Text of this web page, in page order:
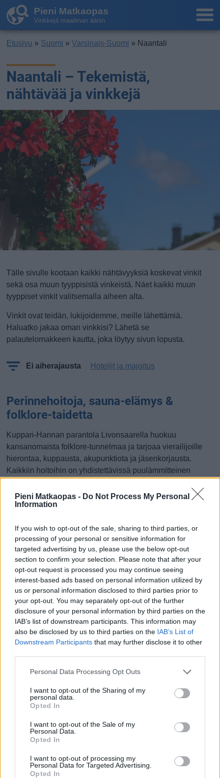
Pieni Matkaopas - Do Not Process My Personal
Information
If you wish to opt-out of the sale, sharing to third parties, or
processing of your personal or sensitive information for
targeted advertising by us, please use the below opt-out
section to confirm your selection. Please note that after your
opt-out request is processed you may continue seeing
interest-based ads based on personal information utilized by
us or personal information disclosed to third parties prior to
your opt-out. You may separately opt-out of the further
disclosure of your personal information by third parties on the
IAB’s list of downstream participants. This information may
also be disclosed by us to third parties on the IAB’s List of
Downstream Participants that may further disclose it to other
Personal Data Processing Opt Outs
I want to opt-out of the Sharing of my
personal data.
Opted In
I want to opt-out of the Sale of my
Personal Data.
Opted In
I want to opt-out of processing my
Personal Data for Targeted Advertising.
Opted In
Pieni Matkaopas
Vinkkejä maailman ääriin
Etusivu » Suomi »Varsinais-Suomi » Naantali
Naantali – Tekemistä,
nähtävää ja vinkkejä
Tälle sivulle kootaan kaikki nähtävyyksiä koskevat vinkit
sekä osa muun tyyppisistä vinkeistä. Näet kaikki muun
tyyppiset vinkit valitsemalla aiheen alta.
Vinkit ovat teidän, lukijoidemme, meille lähettämiä.
Haluatko jakaa oman vinkkisi? Lähetä se
palautelomakkeen kautta, joka löytyy sivun lopusta.
Ei aiherajausta Hotellit ja majoitus
Perinnehoitoja, sauna-elämys &
folklore-taidetta
Kuppari-Hannan parantola Livonsaarella huokuu
kansanomaista folklore-tunnelmaa ja tarjoaa vierailijoille
hierontaa, kuppausta, akupunktiota ja jäsenkorjausta.
Kaikkiin hoitoihin on yhdistettävissä puulämmitteinen
kansanlääkintäkulttuurin ammattilainen ja lisäksi osaa
hyvin opastaa muihin paikallisiin palveluihin ja
www.kuppari.fi
Pohjanpääntie 90b, 21180 Livonsaari (kartalla)
Instagram.com/ kupparihanna: Lisätietoa vinkin jättäjästä
Nähtävää Tekemistä Ruokailu
Ostokset
Hyvä kesäisin
Hyvä talvisin Rauhallinen
Kerro oma matkavinkkisi
ruokapaikasta, tapahtumasta, ajanvietteestä – tai mistä
tahansa kokemisen arvoisesta tällä paikkakunnalla.
Autetaan toinen toisemme maan parhaiden paikkojen
Vinkin otsikko (esim. paikan nimi):
Kerro parilla kolmella lauseella lisää: ( 0 / 500 merkkiä käytetty )